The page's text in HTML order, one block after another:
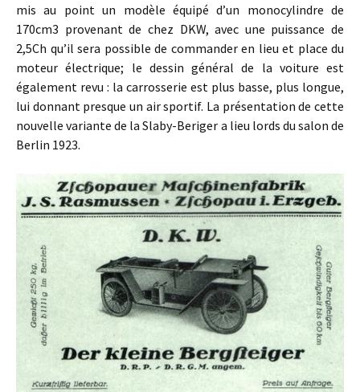
mis au point un modèle équipé d’un monocylindre de
170cm3 provenant de chez DKW, avec une puissance de
2,5Ch qu’il sera possible de commander en lieu et place du
moteur électrique; le dessin général de la voiture est
également revu : la carrosserie est plus basse, plus longue,
lui donnant presque un air sportif. La présentation de cette
nouvelle variante de la Slaby-Beriger a lieu lords du salon de
Berlin 1923.